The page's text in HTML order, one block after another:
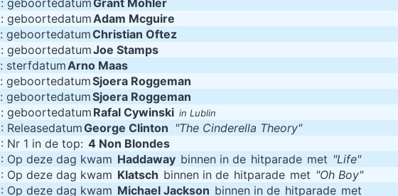
: geboortedatumGrant Mohler
: geboortedatumAdam Mcguire
: geboortedatumChristian Oftez
: geboortedatumJoe Stamps
: sterfdatumArno Maas
: geboortedatumSjoera Roggeman
: geboortedatumSjoera Roggeman
: geboortedatum Rafal Cywinski in Lublin
: ReleasedatumGeorge Clinton "The Cinderella Theory"
: Nr 1 in de top: 4 Non Blondes
: Op deze dag kwam Haddaway binnen in de hitparade met "Life"
: Op deze dag kwam Klatsch binnen in de hitparade met "Oh Boy"
: Op deze dag kwam Michael Jackson binnen in de hitparade met